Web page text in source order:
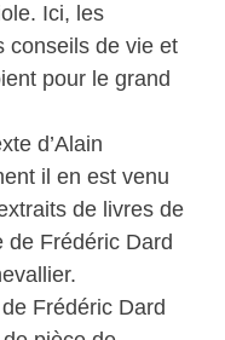
Ici, les
conseils de vie et
pour le grand
d’Alain
il en est venu
de livres de
de Frédéric Dard
Frédéric Dard